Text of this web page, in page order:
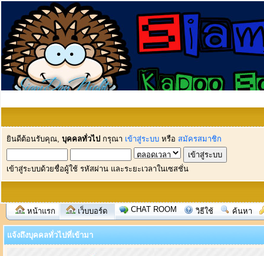
ยินดีต้อนรับคุณ, บุคคลทั่วไป กรุณา เข้าสู่ระบบ หรือ สมัครสมาชิก
เข้าสู่ระบบด้วยชื่อผู้ใช้ รหัสผ่าน และระยะเวลาในเซสชั่น
หน้าแรก เว็บบอร์ด CHAT ROOM วิธีใช้ ค้นหา
แจ้งถึงบุคคลทั่วไปที่เข้ามา